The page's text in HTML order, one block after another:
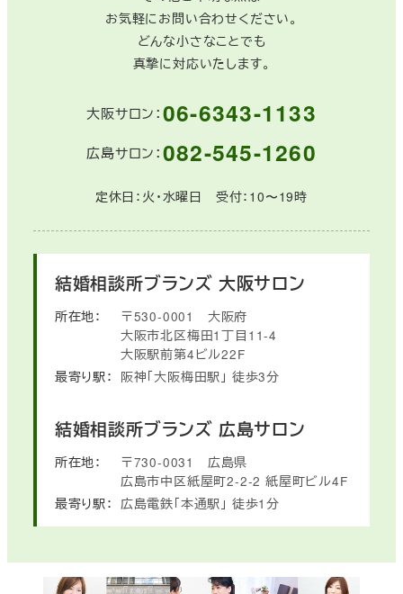
お気軽にお問い合わせください。
どんな小さなことでも
真摯に対応いたします。
大阪サロン：06-6343-1133
広島サロン：082-545-1260
定休日：火・水曜日 受付：10〜19時
結婚相談所ブランズ 大阪サロン
所在地： 〒530-0001
大阪府
大阪市北区梅田1丁目11-4
大阪駅前第4ビル22F
最寄り駅： 阪神「大阪梅田駅」 徒歩3分
結婚相談所ブランズ 広島サロン
所在地： 〒730-0031
広島県
広島市中区紙屋町2-2-2 紙屋町ビル4F
最寄り駅： 広島電鉄「本通駅」 徒歩1分